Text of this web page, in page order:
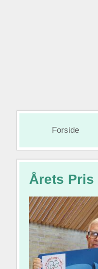
Forside
Årets Pris